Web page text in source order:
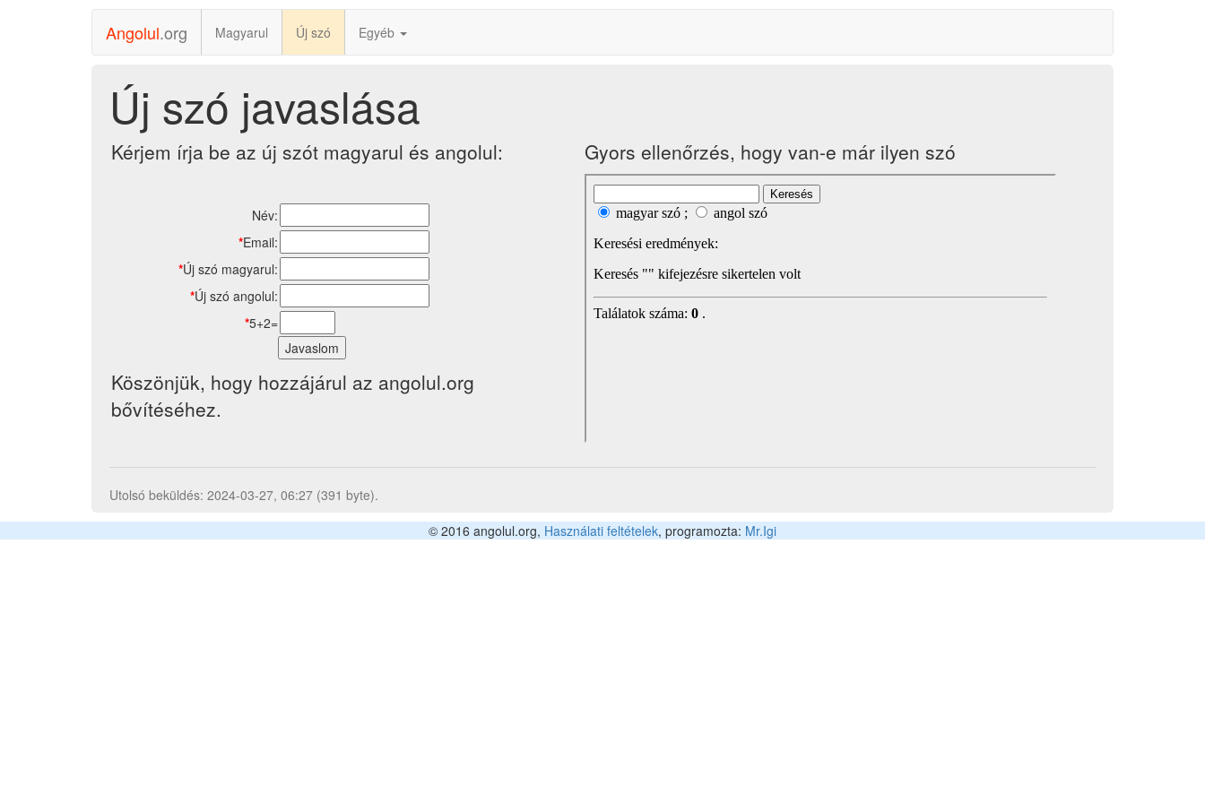
Angolul.org Magyarul Új szó Egyéb
Új szó javaslása
Kérjem írja be az új szót magyarul és angolul:
Név:
*Email:
*Új szó magyarul:
*Új szó angolul:
*5+2=
Köszönjük, hogy hozzájárul az angolul.org
bővítéséhez.
Gyors ellenőrzés, hogy van-e már ilyen szó
Utolsó beküldés: 2024-03-27, 06:27 (391 byte).
© 2016 angolul.org, Használati feltételek, programozta: Mr.Igi